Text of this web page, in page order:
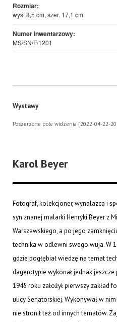
Rozmiar:
wys. 8,5 cm, szer. 17,1 cm
Numer inwentarzowy:
MS/SN/F/1201
Wystawy
Poszerzone pole widzenia [2022-04-22-
Karol Beyer
Fotograf, kolekcjoner, wynalazca i
syn znanej malarki Henryki Beyer z
Warszawskiego, a po jego
technika w odlewni swego wuja. W
gdzie pogłębiał wiedzę na temat
dagerotypie wykonał jednak
1945 roku założył pierwszy zakład
ulicy Senatorskiej. Wykonywał w
nie stronił też od innych tematów.